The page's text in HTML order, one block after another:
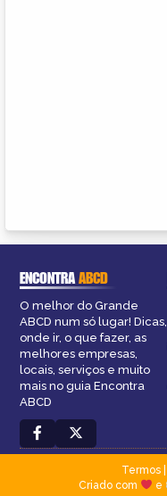
ENCONTRAABCD
O melhor do Grande
ABCD num só lugar! Dicas,
onde ir, o que fazer, as
melhores empresas,
locais, serviços e muito
mais no guia Encontra
ABCD
Termos|
Criado com
e